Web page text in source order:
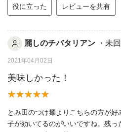
役に立った レビューを共有
麗しのチバタリアン ・未
2021年04月02日
美味しかった！
とみ田のつけ麺よりこちらの方が
子が効いてるのがいいですね。残